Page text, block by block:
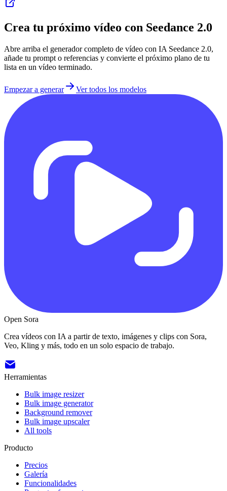
Crea tu próximo vídeo con Seedance 2.0
Abre arriba el generador completo de vídeo con IA Seedance 2.0,
añade tu prompt o referencias y convierte el próximo plano de tu
lista en un vídeo terminado.
Empezar a generar Ver todos los modelos
Open Sora
Crea vídeos con IA a partir de texto, imágenes y clips con Sora,
Veo, Kling y más, todo en un solo espacio de trabajo.
Herramientas
Bulk image resizer
Bulk image generator
Background remover
Bulk image upscaler
All tools
Producto
Precios
Galería
Funcionalidades